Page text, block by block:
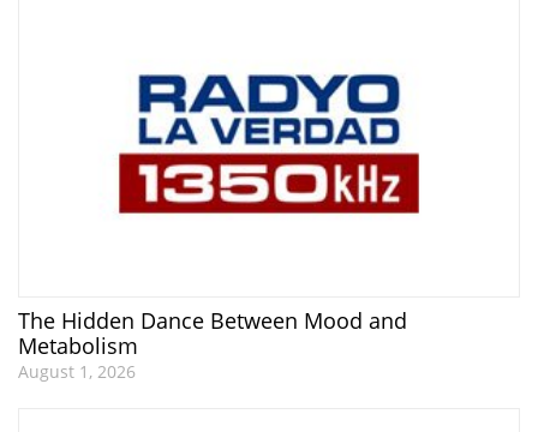
The Hidden Dance Between Mood and
Metabolism
August 1, 2026